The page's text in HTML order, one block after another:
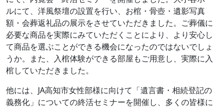
ルにて、洋風祭壇の設置を行い、お棺・骨壺・遺影写真
額・会葬返礼品の展示をさせていただきました。ご葬儀に
必要な商品を実際にみていただくことにより、より安心し
て商品を選ぶことができる機会になったのではないでしょ
うか。また、入棺体験ができる部屋もご用意し、実際に入
棺していただきました。
他には、JA高知市女性部様に向けて「遺言書・相続登記の
義務化」についての終活セミナーを開催し、多くの皆様に